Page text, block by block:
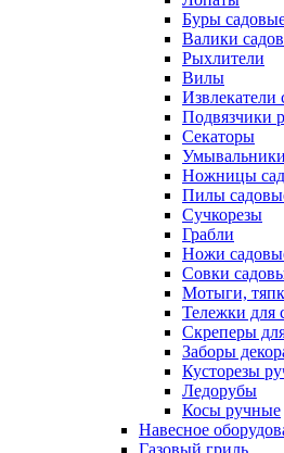
Буры
Валики
Рыхлители
Вилы
Извлекатели
Подвязчики
Секаторы
Ножницы
Пилы
Сучкорезы
Грабли
Ножи
Совки
Мотыги,
Тележки для
Скреперы
Заборы
Кусторезы
Ледорубы
Косы ручные
Навесное
Газовый гриль